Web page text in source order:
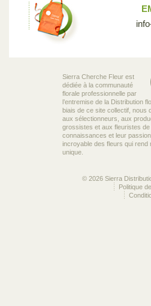
Sierra Cherche Fleur est
dédiée à la communauté
florale professionnelle par
l’entremise de la Distribution
biais de ce site collectif, nous
aux sélectionneurs, aux
grossistes et aux fleuristes
connaissances et leur
incroyable des fleurs qui rend
unique.
© 2026 Sierra
Politique